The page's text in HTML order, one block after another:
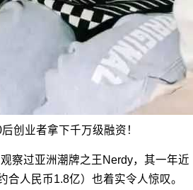
创业者拿下千万级融资！
察过亚洲潮牌之王Nerdy，其一年近
合人民币1.8亿）也着实令人惊叹。